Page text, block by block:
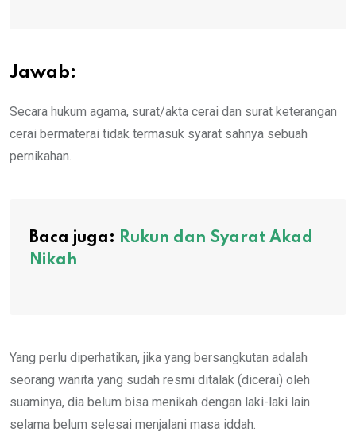
Jawab:
Secara hukum agama, surat/akta cerai dan surat keterangan
cerai bermaterai tidak termasuk syarat sahnya sebuah
pernikahan.
Baca juga: Rukun dan Syarat Akad
Nikah
Yang perlu diperhatikan, jika yang bersangkutan adalah
seorang wanita yang sudah resmi ditalak (dicerai) oleh
suaminya, dia belum bisa menikah dengan laki-laki lain
selama belum selesai menjalani masa iddah.